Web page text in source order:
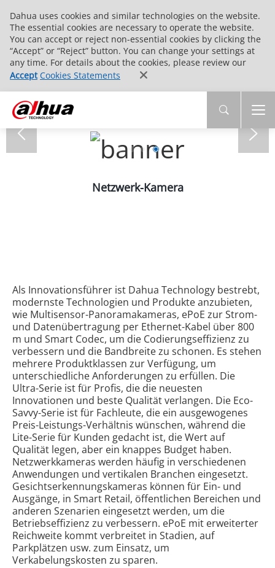
Dahua uses cookies and similar technologies on the website.
The essential cookies are necessary to operate the website.
You can accept or reject non-essential cookies by clicking the
“Accept” or “Reject” button. You can change your settings at
any time. For details about the cookies, please review our
Accept Cookies Statements
Netzwerk-Kamera
Als Innovationsführer ist Dahua Technology bestrebt,
modernste Technologien und Produkte anzubieten,
wie Multisensor-Panoramakameras, ePoE zur Strom-
und Datenübertragung per Ethernet-Kabel über 800
m und Smart Codec, um die Codierungseffizienz zu
verbessern und die Bandbreite zu schonen. Es stehen
mehrere Produktklassen zur Verfügung, um
unterschiedliche Anforderungen zu erfüllen. Die
Ultra-Serie ist für Profis, die die neuesten
Innovationen und beste Qualität verlangen. Die Eco-
Savvy-Serie ist für Fachleute, die ein ausgewogenes
Preis-Leistungs-Verhältnis wünschen, während die
Lite-Serie für Kunden gedacht ist, die Wert auf
Qualität legen, aber ein knappes Budget haben.
Netzwerkkameras werden häufig in verschiedenen
Anwendungen und vertikalen Branchen eingesetzt.
Gesichtserkennungskameras können für Ein- und
Ausgänge, in Smart Retail, öffentlichen Bereichen und
anderen Szenarien eingesetzt werden, um die
Betriebseffizienz zu verbessern. ePoE mit erweiterter
Reichweite kommt verbreitet in Stadien, auf
Parkplätzen usw. zum Einsatz, um
Verkabelungskosten zu sparen.